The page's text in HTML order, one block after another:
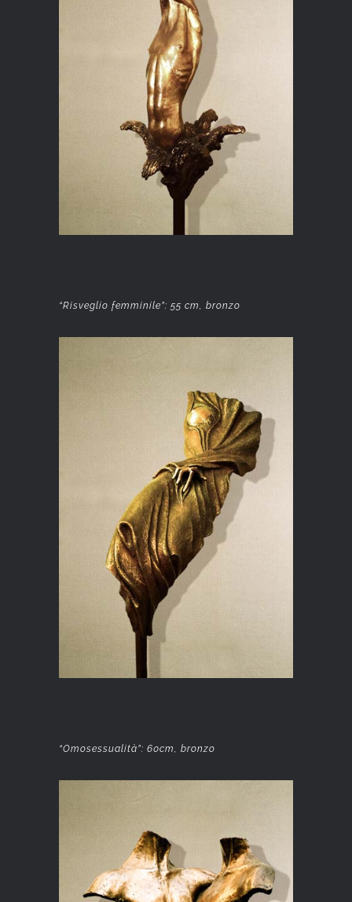
“Risveglio femminile”: 55 cm, bronzo
“Omosessualità”: 60cm, bronzo